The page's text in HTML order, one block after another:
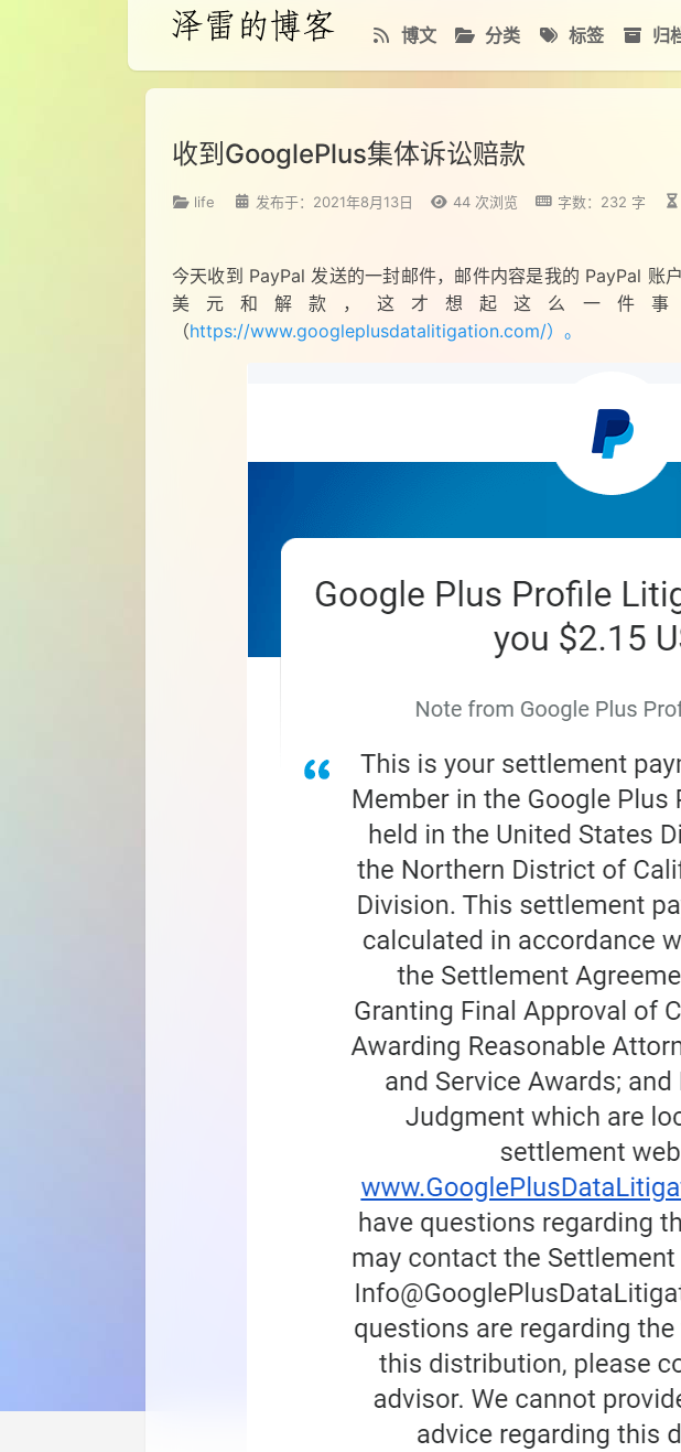
博文 分类 标签 归
收到GooglePlus集体诉讼赔款
life 发布于：2021年8月13日 44 次浏览 字数：232 字
今天收到 PayPal 发送的一封邮件，邮件内容是我的 PayPal 账
美元和解款，这才想起这么一件事-
（https://www.googleplusdatalitigation.com/）。